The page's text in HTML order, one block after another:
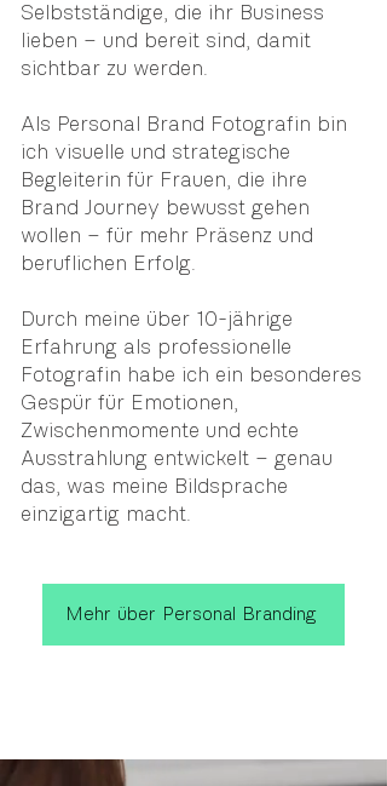
Selbstständige, die ihr Business
lieben – und bereit sind, damit
sichtbar zu werden.
Als Personal Brand Fotografin bin
ich visuelle und strategische
Begleiterin für Frauen, die ihre
Brand Journey bewusst gehen
wollen – für mehr Präsenz und
beruflichen Erfolg.
Durch meine über 10-jährige
Erfahrung als professionelle
Fotografin habe ich ein besonderes
Gespür für Emotionen,
Zwischenmomente und echte
Ausstrahlung entwickelt – genau
das, was meine Bildsprache
einzigartig macht.
Mehr über Personal Branding